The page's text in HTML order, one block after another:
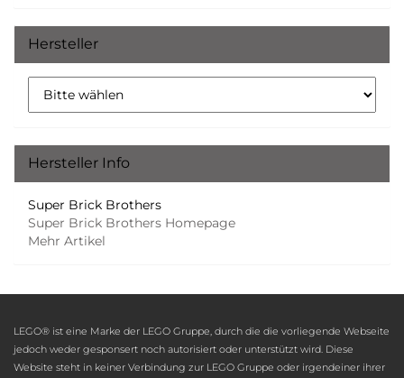
Hersteller
Hersteller Info
Super Brick Brothers
Super Brick Brothers Homepage
Mehr Artikel
LEGO® ist eine Marke der LEGO Gruppe, durch die die vorliegende Webseite
jedoch weder gesponsert noch autorisiert oder unterstützt wird. Diese
Website steht in keiner Verbindung zur LEGO Gruppe oder irgendeiner ihrer